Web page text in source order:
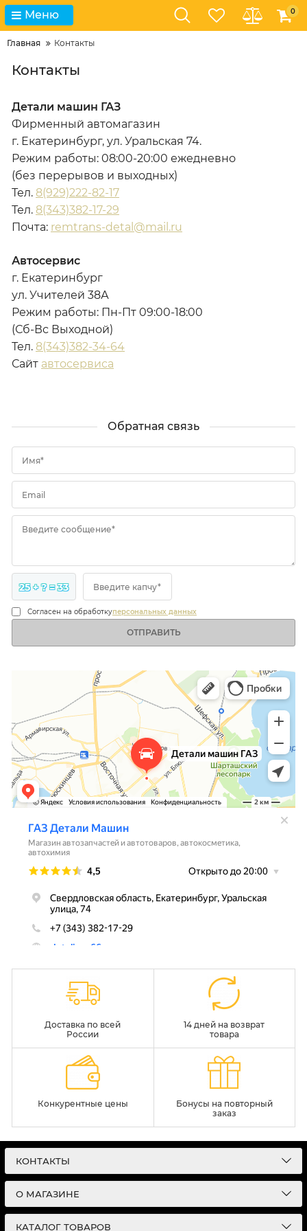
Меню 0
Главная Контакты
Контакты
Детали машин ГАЗ
Фирменный автомагазин
г. Екатеринбург, ул. Уральская 74.
Режим работы: 08:00-20:00 ежедневно
(без перерывов и выходных)
Тел. 8(929)222-82-17
Тел. 8(343)382-17-29
Почта: remtrans-detal@mail.ru
Автосервис
г. Екатеринбург
ул. Учителей 38А
Режим работы: Пн-Пт 09:00-18:00
(Сб-Вс Выходной)
Тел. 8(343)382-34-64
Сайт автосервиса
Обратная связь
Имя*
Email
Введите сообщение*
25 + ? = 33 Введите капчу*
Согласен на обработкуперсональных данных
ОТПРАВИТЬ
Доставка по всей
России
14 дней на возврат
товара
Конкурентные цены
Бонусы на повторный
заказ
КОНТАКТЫ
О МАГАЗИНЕ
КАТАЛОГ ТОВАРОВ